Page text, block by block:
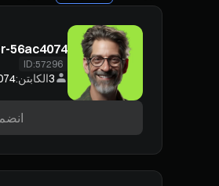
56ac4074
ID:57296
3الكابتن: